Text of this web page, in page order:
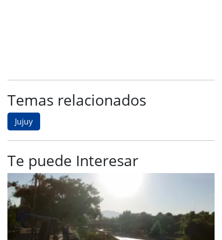
Temas relacionados
Jujuy
Te puede Interesar